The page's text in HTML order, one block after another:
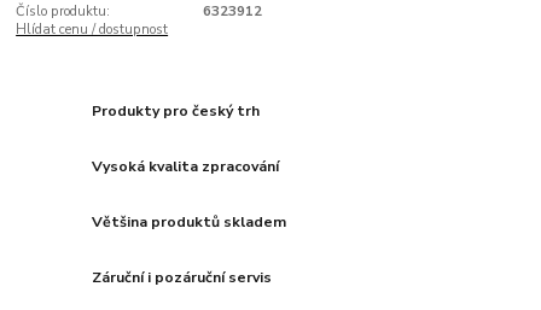
Číslo produktu:
6323912
Hlídat cenu / dostupnost
Produkty pro český trh
Vysoká kvalita zpracování
Většina produktů skladem
Záruční i pozáruční servis